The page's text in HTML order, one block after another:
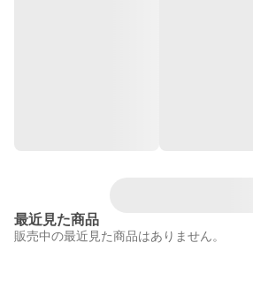
最近見た商品
販売中の最近見た商品はありません。